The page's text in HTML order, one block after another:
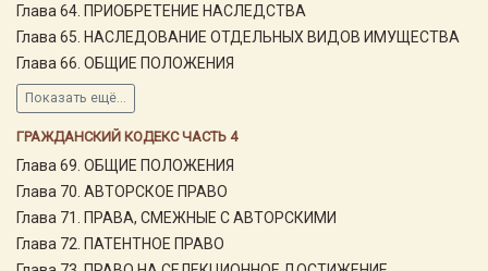
Глава 64. ПРИОБРЕТЕНИЕ НАСЛЕДСТВА
Глава 65. НАСЛЕДОВАНИЕ ОТДЕЛЬНЫХ ВИДОВ ИМУЩЕСТВА
Глава 66. ОБЩИЕ ПОЛОЖЕНИЯ
Показать ещё...
ГРАЖДАНСКИЙ КОДЕКС ЧАСТЬ 4
Глава 69. ОБЩИЕ ПОЛОЖЕНИЯ
Глава 70. АВТОРСКОЕ ПРАВО
Глава 71. ПРАВА, СМЕЖНЫЕ С АВТОРСКИМИ
Глава 72. ПАТЕНТНОЕ ПРАВО